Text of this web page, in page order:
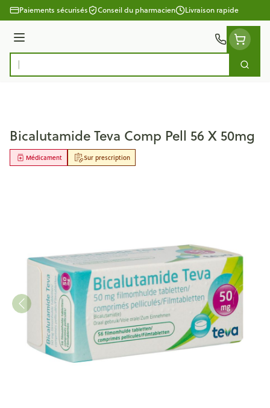
Aller au contenu
Paiements sécurisés Conseil du pharmacien Livraison rapide
Menu
Rechercher
Bicalutamide Teva Comp Pell 56 X 50mg
Sur prescription
Médicament